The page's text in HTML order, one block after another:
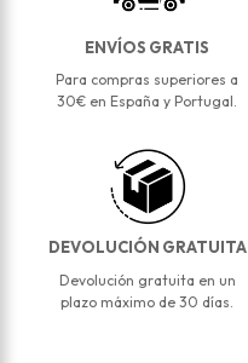
ENVÍOS GRATIS
Para compras superiores a
30€ en España y Portugal.
DEVOLUCIÓN GRATUITA
Devolución gratuita en un
plazo máximo de 30 días.